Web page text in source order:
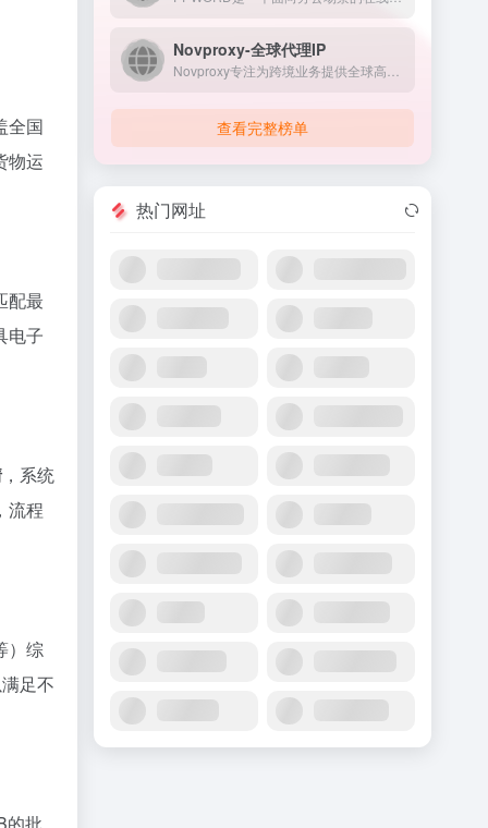
全国
物运
配最
电子
，系统
流程
）综
足不
Novproxy-全球代理IP
查看完整榜单
热门网址